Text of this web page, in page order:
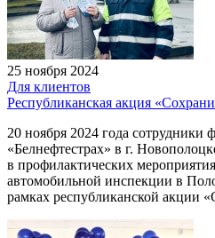
25 ноября 2024
Для клиентов
Республиканская акция
20 ноября 2024 года
«Белнефтестрах» в г.
в профилактических
автомобильной инспекции в
рамках республиканской акции